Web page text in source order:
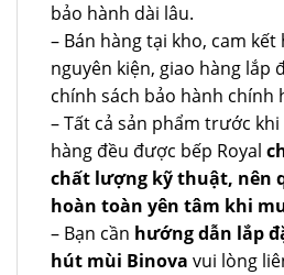
bảo hành dài lâu.
– Bán hàng tại kho, cam
nguyên kiện, giao hàng lắp
chính sách bảo hành chính
– Tất cả sản phẩm trước
hàng đều được bếp Royal
chất lượng kỹ thuật, nên
hoàn toàn yên tâm khi
– Bạn cần hướng dẫn lắp
hút mùi Binova vui lòng